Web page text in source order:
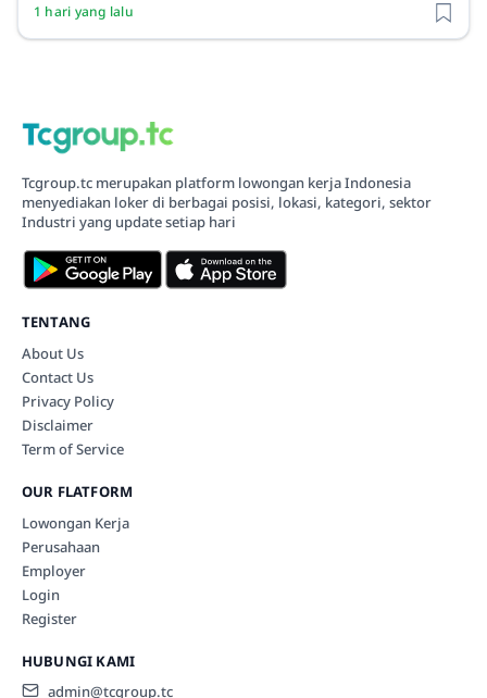
1 hari yang lalu
Tcgroup.tc merupakan platform lowongan kerja Indonesia
menyediakan loker di berbagai posisi, lokasi, kategori, sektor
Industri yang update setiap hari
TENTANG
About Us
Contact Us
Privacy Policy
Disclaimer
Term of Service
OUR FLATFORM
Lowongan Kerja
Perusahaan
Employer
Login
Register
HUBUNGI KAMI
admin@tcgroup.tc